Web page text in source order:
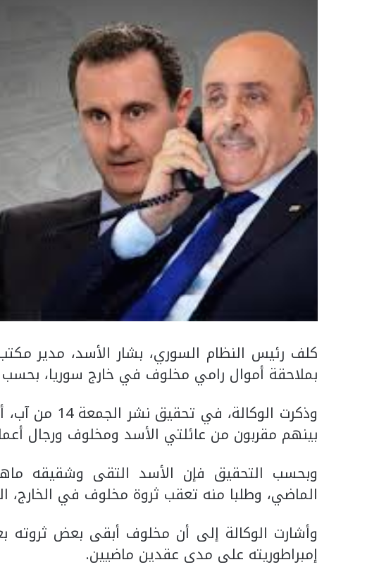
كلف رئيس النظام السوري، بشار الأسد، مدير
بملاحقة أموال رامي مخلوف في خارج سوريا، بحسب
بينهم مقربون من عائلتي الأسد ومخلوف ورجال
وبحسب التحقيق فإن الأسد التقى وشقيقه
الماضي، وطلبا منه تعقب ثروة مخلوف في الخارج،
وأشارت الوكالة إلى أن مخلوف أبقى بعض ثروته
إمبراطوريته على مدى عقدين ماضيين.